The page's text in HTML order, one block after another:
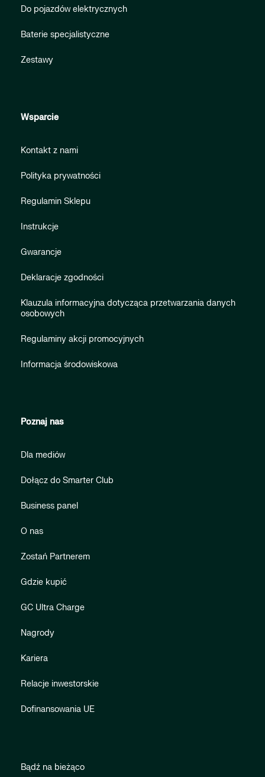
Do pojazdów elektrycznych
Baterie specjalistyczne
Zestawy
Wsparcie
Kontakt z nami
Polityka prywatności
Regulamin Sklepu
Instrukcje
Gwarancje
Deklaracje zgodności
Klauzula informacyjna dotycząca przetwarzania danych
osobowych
Regulaminy akcji promocyjnych
Informacja środowiskowa
Poznaj nas
Dla mediów
Dołącz do Smarter Club
Business panel
O nas
Zostań Partnerem
Gdzie kupić
GC Ultra Charge
Nagrody
Kariera
Relacje inwestorskie
Dofinansowania UE
Bądź na bieżąco